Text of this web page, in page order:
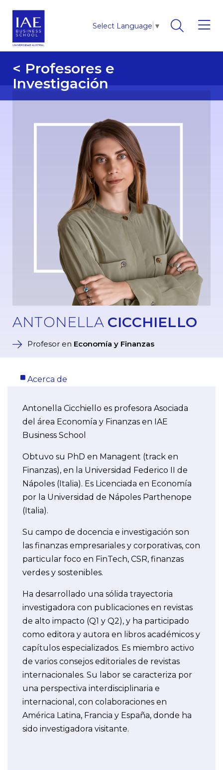
Select Language ▼
< Profesores e
Investigación
ANTONELLA CICCHIELLO
Profesor en Economía y Finanzas
Acerca de
Antonella Cicchiello es profesora Asociada
del área Economía y Finanzas en IAE
Business School
Obtuvo su PhD en Managent (track en
Finanzas), en la Universidad Federico II de
Nápoles (Italia). Es Licenciada en Economía
por la Universidad de Nápoles Parthenope
(Italia).
Su campo de docencia e investigación son
las finanzas empresariales y corporativas, con
particular foco en FinTech, CSR, finanzas
verdes y sostenibles.
Ha desarrollado una sólida trayectoria
investigadora con publicaciones en revistas
de alto impacto (Q1 y Q2), y ha participado
como editora y autora en libros académicos y
capítulos especializados. Es miembro activo
de varios consejos editoriales de revistas
internacionales. Su labor se caracteriza por
una perspectiva interdisciplinaria e
internacional, con colaboraciones en
América Latina, Francia y España, donde ha
sido investigadora visitante.